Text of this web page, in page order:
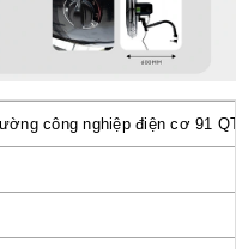
công nghiệp điện cơ 91